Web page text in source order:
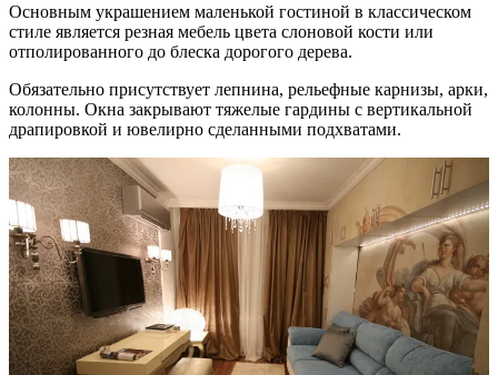
Основным украшением маленькой гостиной в классическом
стиле является резная мебель цвета слоновой кости или
отполированного до блеска дорогого дерева.
Обязательно присутствует лепнина, рельефные карнизы, арки,
колонны. Окна закрывают тяжелые гардины с вертикальной
драпировкой и ювелирно сделанными подхватами.